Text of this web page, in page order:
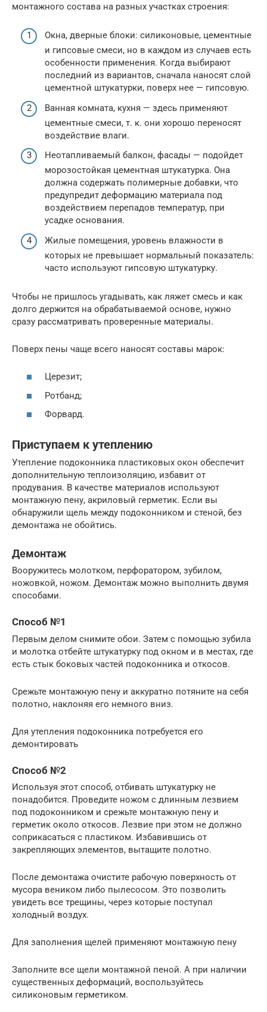
монтажного состава на разных участках строения:
Окна, дверные блоки: силиконовые, цементные
и гипсовые смеси, но в каждом из случаев есть
особенности применения. Когда выбирают
последний из вариантов, сначала наносят слой
цементной штукатурки, поверх нее — гипсовую.
Ванная комната, кухня — здесь применяют
цементные смеси, т. к. они хорошо переносят
воздействие влаги.
Неотапливаемый балкон, фасады — подойдет
морозостойкая цементная штукатурка. Она
должна содержать полимерные добавки, что
предупредит деформацию материала под
воздействием перепадов температур, при
усадке основания.
Жилые помещения, уровень влажности в
которых не превышает нормальный показатель:
часто используют гипсовую штукатурку.
Чтобы не пришлось угадывать, как ляжет смесь и как
долго держится на обрабатываемой основе, нужно
сразу рассматривать проверенные материалы.
Поверх пены чаще всего наносят составы марок:
Церезит;
Ротбанд;
Форвард.
Приступаем к утеплению
Утепление подоконника пластиковых окон обеспечит
дополнительную теплоизоляцию, избавит от
продувания. В качестве материалов используют
монтажную пену, акриловый герметик. Если вы
обнаружили щель между подоконником и стеной, без
демонтажа не обойтись.
Демонтаж
Вооружитесь молотком, перфоратором, зубилом,
ножовкой, ножом. Демонтаж можно выполнить двумя
способами.
Способ №1
Первым делом снимите обои. Затем с помощью зубила
и молотка отбейте штукатурку под окном и в местах, где
есть стык боковых частей подоконника и откосов.
Срежьте монтажную пену и аккуратно потяните на себя
полотно, наклоняя его немного вниз.
Для утепления подоконника потребуется его
демонтировать
Способ №2
Используя этот способ, отбивать штукатурку не
понадобится. Проведите ножом с длинным лезвием
под подоконником и срежьте монтажную пену и
герметик около откосов. Лезвие при этом не должно
соприкасаться с пластиком. Избавившись от
закрепляющих элементов, вытащите полотно.
После демонтажа очистите рабочую поверхность от
мусора веником либо пылесосом. Это позволить
увидеть все трещины, через которые поступал
холодный воздух.
Для заполнения щелей применяют монтажную пену
Заполните все щели монтажной пеной. А при наличии
существенных деформаций, воспользуйтесь
силиконовым герметиком.